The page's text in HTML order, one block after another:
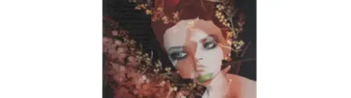
Area revue n° 19/20 – Féminin Pluriel